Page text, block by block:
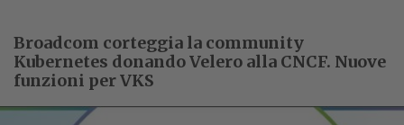
Broadcom corteggia la community
Kubernetes donando Velero alla CNCF. Nuove
funzioni per VKS